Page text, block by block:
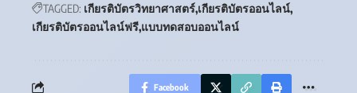
TAGGED: เกียรติบัตรวิทยาศาสตร์ เกียรติบัตรออนไลน์
เกียรติบัตรออนไลน์ฟรี แบบทดสอบออนไลน์
Facebook